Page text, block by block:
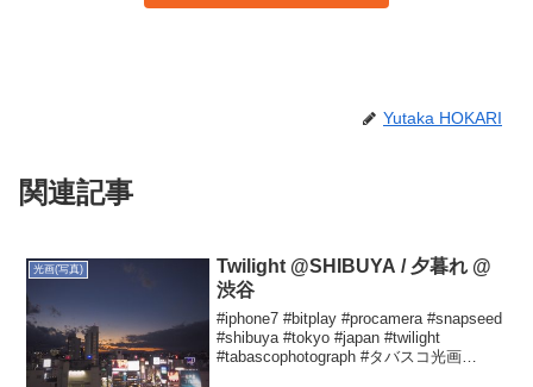
Yutaka HOKARI
関連記事
光画(写真)
Twilight @SHIBUYA / 夕暮れ @
渋谷
#iphone7 #bitplay #procamera #snapseed
#shibuya #tokyo #japan #twilight
#tabascophotograph #タバスコ光画